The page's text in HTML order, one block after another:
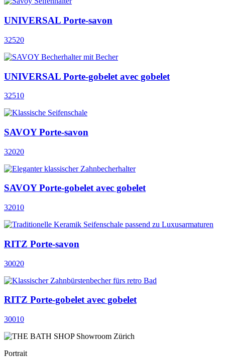
UNIVERSAL Porte-savon
32520
UNIVERSAL Porte-gobelet avec gobelet
32510
SAVOY Porte-savon
32020
SAVOY Porte-gobelet avec gobelet
32010
RITZ Porte-savon
30020
RITZ Porte-gobelet avec gobelet
30010
Portrait